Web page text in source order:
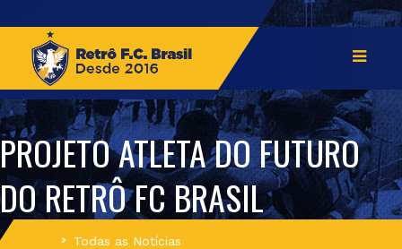
PROJETO ATLETA DO FUTURO
DO RETRÔ FC BRASIL
Todas as Notícias